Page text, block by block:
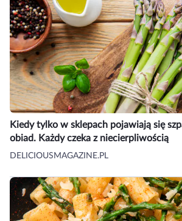
Kiedy tylko w sklepach pojawiają się
obiad. Każdy czeka z niecierpliwością
DELICIOUSMAGAZINE.PL